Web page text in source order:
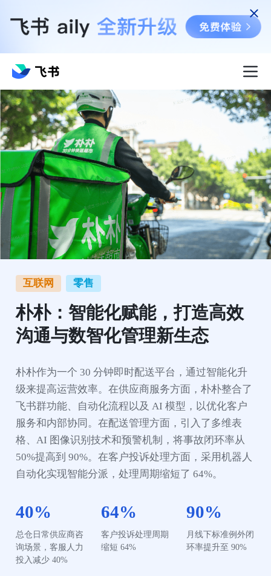
互联网 零售
朴朴：智能化赋能，打造高效
沟通与数智化管理新生态
朴朴作为一个 30 分钟即时配送平台，通过智能化升
级来提高运营效率。在供应商服务方面，朴朴整合了
飞书群功能、自动化流程以及 AI 模型，以优化客户
服务和内部协同。在配送管理方面，引入了多维表
格、AI 图像识别技术和预警机制，将事故闭环率从
50%提高到 90%。在客户投诉处理方面，采用机器人
自动化实现智能分派，处理周期缩短了 64%。
40%
总仓日常供应商咨
询场景，客服人力
投入减少 40%
64%
客户投诉处理周期
缩短 64%
90%
月线下标准例外闭
环率提升至 90%